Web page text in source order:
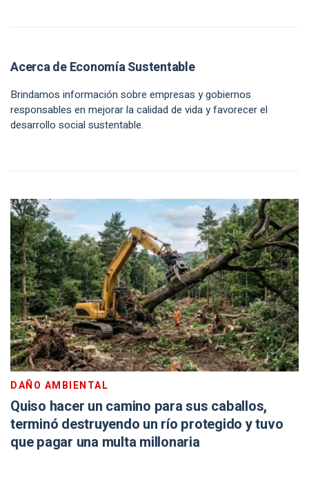
Acerca de Economía Sustentable
Brindamos información sobre empresas y gobiernos
responsables en mejorar la calidad de vida y favorecer el
desarrollo social sustentable.
DAÑO AMBIENTAL
Quiso hacer un camino para sus caballos,
terminó destruyendo un río protegido y tuvo
que pagar una multa millonaria